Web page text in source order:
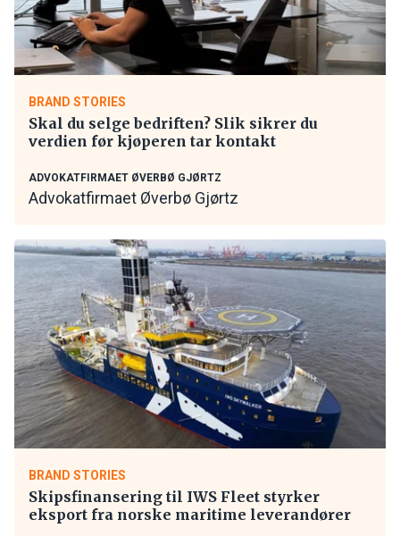
BRAND STORIES
Skal du selge bedriften? Slik sikrer du
verdien før kjøperen tar kontakt
ADVOKATFIRMAET ØVERBØ GJØRTZ
Advokatfirmaet Øverbø Gjørtz
BRAND STORIES
Skipsfinansering til IWS Fleet styrker
eksport fra norske maritime leverandører